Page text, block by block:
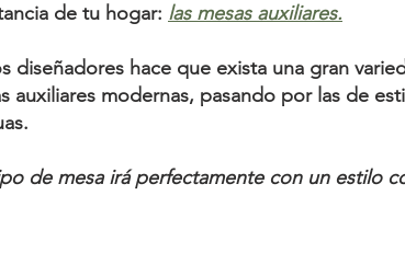
de tu hogar: las mesas auxiliares.
diseñadores hace que exista una gran
auxiliares modernas, pasando por las de
.
de mesa irá perfectamente con un estilo